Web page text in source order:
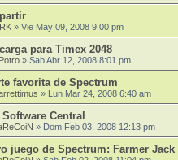
» Vie May 09, 2008 9:00 pm
para Timex 2048
» Sab Abr 12, 2008 8:01 pm
favorita de Spectrum
» Lun Mar 24, 2008 6:40 am
Software Central
» Dom Feb 03, 2008 12:13 pm
juego de Spectrum: Farmer